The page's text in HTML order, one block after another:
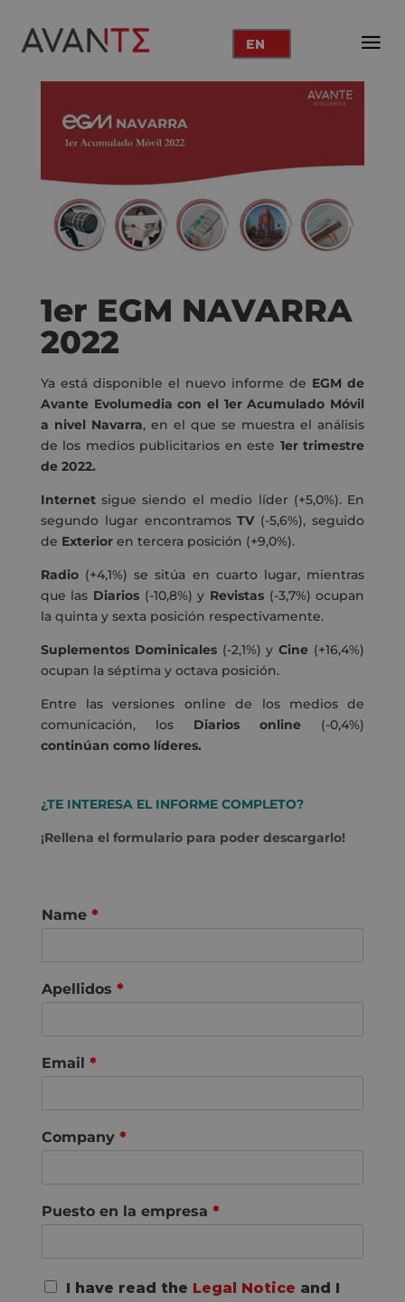
EN
1er EGM NAVARRA
2022
Ya está disponible el nuevo informe de EGM de
Avante Evolumedia con el 1er Acumulado Móvil
a nivel Navarra, en el que se muestra el análisis
de los medios publicitarios en este 1er trimestre
de 2022.
Internetsigue siendo el medio líder (+5,0%). En
segundo lugar encontramosTV(-5,6%), seguido
de Exterioren tercera posición (+9,0%).
Radio(+4,1%) se sitúa en cuarto lugar, mientras
que las Diarios (-10,8%) y Revistas(-3,7%) ocupan
la quinta y sexta posición respectivamente.
Suplementos Dominicales(-2,1%) yCine (+16,4%)
ocupan la séptima y octava posición.
Entre las versiones online de los medios de
comunicación, los Diarios online (-0,4%)
continúan como líderes.
¿TE INTERESA EL INFORME COMPLETO?
¡Rellena el formulario para poder descargarlo!
Name *
Apellidos *
Email *
Company *
Puesto en la empresa *
R
I have read the Legal Notice and I